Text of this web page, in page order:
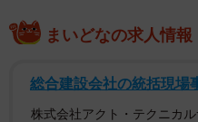
まいどなの求人情報
総合建設会社の統括現場
株式会社アクト・テクニカ